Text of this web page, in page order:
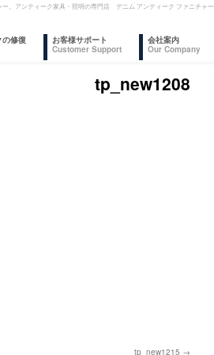
ー。アンティーク家具・照明の専門店 デニム アンティーク ファニチャー
の修復
お客様サポート
Customer Support
会社案内
Our Company
tp_new1208
tp_new1215